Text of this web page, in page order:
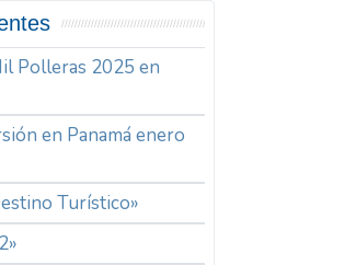
Polleras 2025 en
en Panamá enero
Turístico»